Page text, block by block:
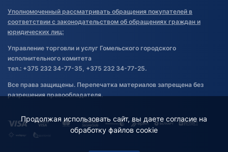
Уполномоченный рассматривать обращения покупателей в
соответствии с законодательством об обращениях граждан и
юридических лиц:
Управление торговли и услуг Гомельского городского
исполнительного комитета
тел.: +375 232 34-77-35, +375 232 34-77-25.
Все права защищены. Перепечатка материалов запрещена без
разрешения правообладателя.
Продолжая использовать сайт, вы даете согласие на
обработку файлов cookie